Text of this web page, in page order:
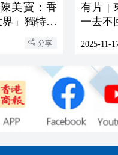
美寶：香
」獨特優
分享
有片 |
一去不
2025-11-